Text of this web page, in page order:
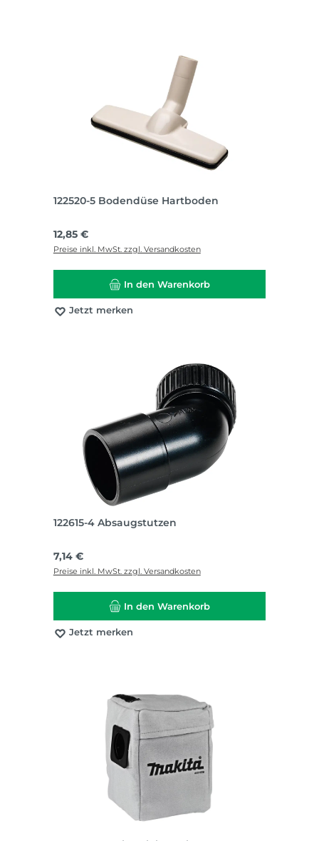
122520-5 Bodendüse Hartboden
Regulärer Preis:
12,85 €
Preise inkl. MwSt. zzgl. Versandkosten
In den Warenkorb
Jetzt merken
122615-4 Absaugstutzen
Regulärer Preis:
7,14 €
Preise inkl. MwSt. zzgl. Versandkosten
In den Warenkorb
Jetzt merken